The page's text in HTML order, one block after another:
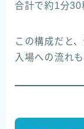
合計で約1分30
この構成だと
入場への流れ